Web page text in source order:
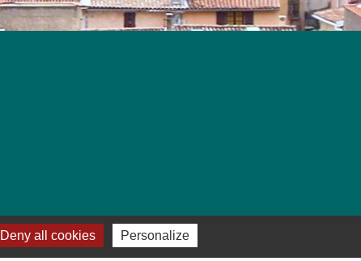
Deny all cookies Personalize